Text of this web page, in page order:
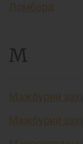
Ломбард
М
Мажбурий
Мажбурий